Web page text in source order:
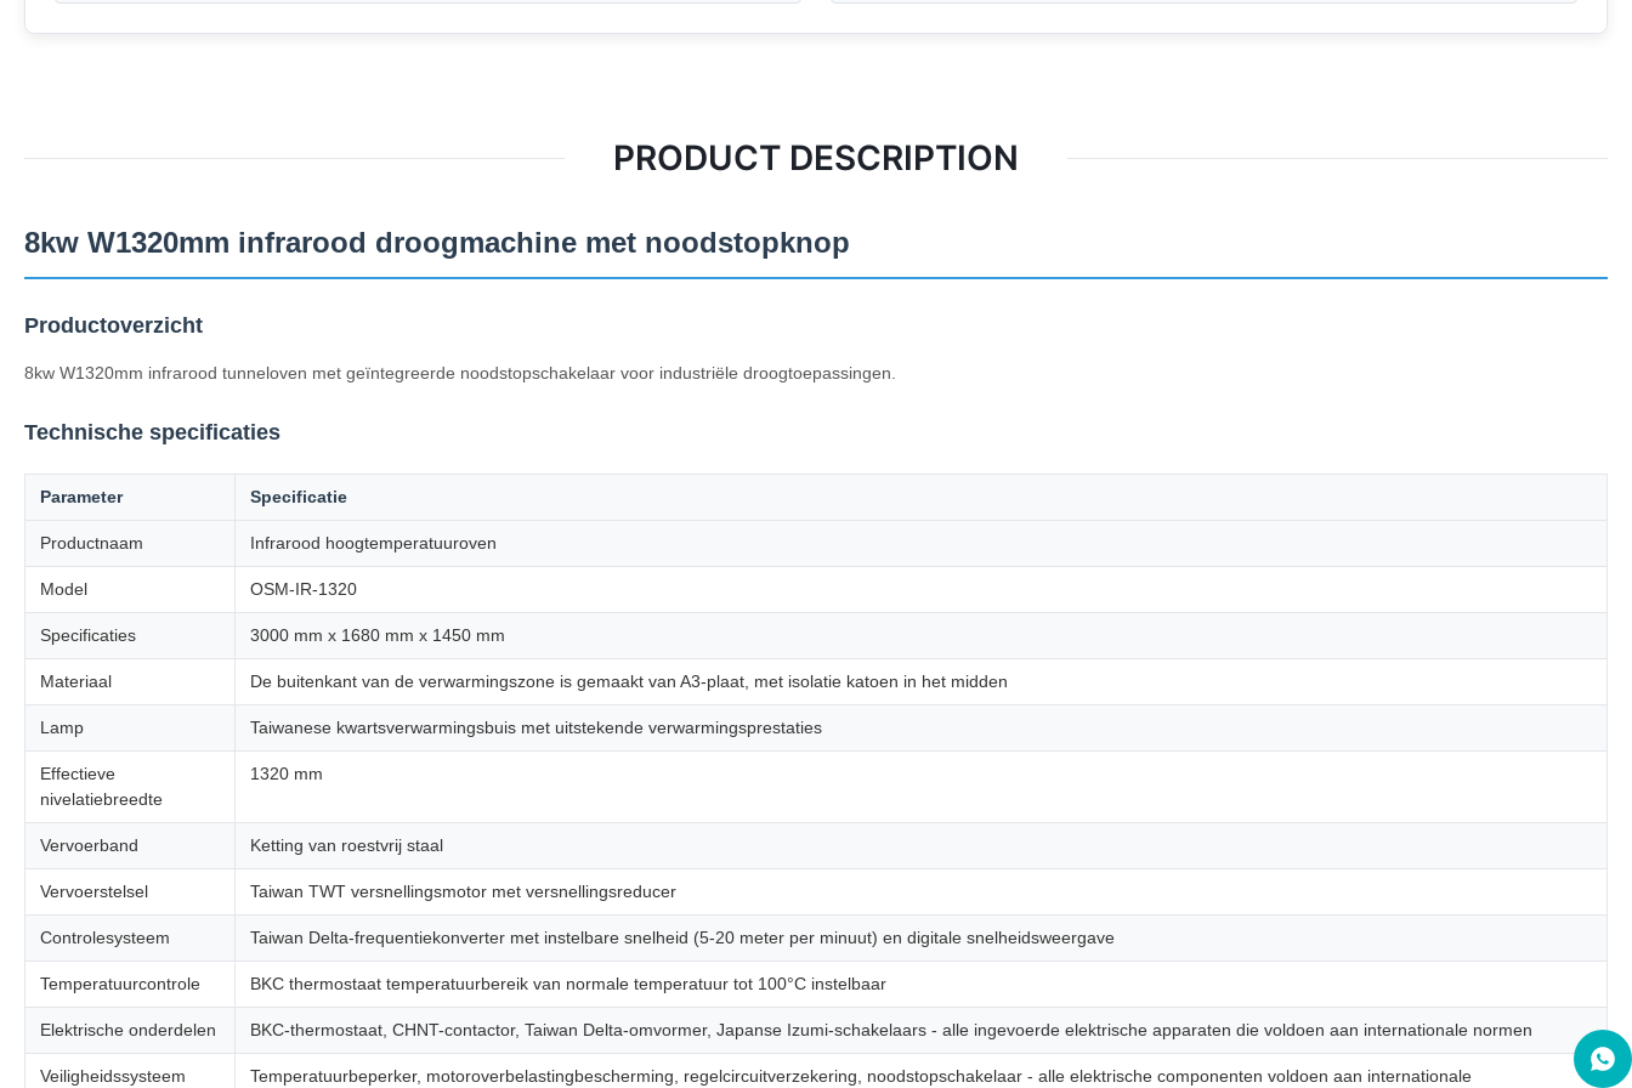
PRODUCT DESCRIPTION
8kw W1320mm infrarood droogmachine met noodstopknop
Productoverzicht
8kw W1320mm infrarood tunneloven met geïntegreerde noodstopschakelaar voor industriële droogtoepassingen.
Technische specificaties
Parameter Specificatie
Productnaam Infrarood hoogtemperatuuroven
Model OSM-IR-1320
Specificaties 3000 mm x 1680 mm x 1450 mm
Materiaal De buitenkant van de verwarmingszone is gemaakt van A3-plaat, met isolatie katoen in het midden
Lamp Taiwanese kwartsverwarmingsbuis met uitstekende verwarmingsprestaties
Effectieve
nivelatiebreedte
1320 mm
Vervoerband Ketting van roestvrij staal
Vervoerstelsel Taiwan TWT versnellingsmotor met versnellingsreducer
Controlesysteem Taiwan Delta-frequentiekonverter met instelbare snelheid (5-20 meter per minuut) en digitale snelheidsweergave
Temperatuurcontrole BKC thermostaat temperatuurbereik van normale temperatuur tot 100°C instelbaar
Elektrische onderdelen BKC-thermostaat, CHNT-contactor, Taiwan Delta-omvormer, Japanse Izumi-schakelaars - alle ingevoerde elektrische apparaten die voldoen aan internationale normen
Veiligheidssysteem
Temperatuurbeperker, motoroverbelastingbescherming, regelcircuitverzekering, noodstopschakelaar - alle elektrische componenten voldoen aan internationale